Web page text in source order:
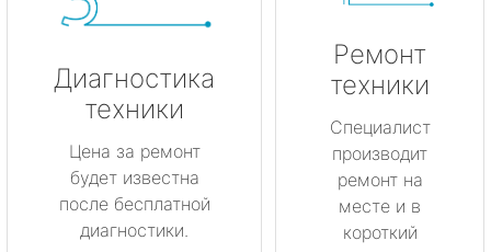
Диагностика
техники
Цена за ремонт
будет известна
после бесплатной
диагностики.
Ремонт
техники
Специалист
производит
ремонт на
месте и в
короткий